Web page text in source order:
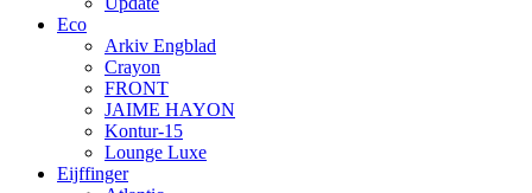
Eco
Arkiv Engblad
Crayon
FRONT
JAIME HAYON
Kontur-15
Lounge Luxe
Eijffinger